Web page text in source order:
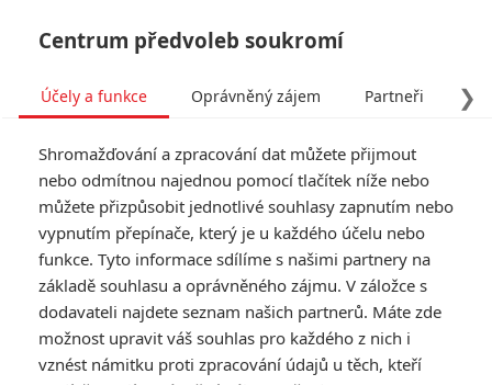
Zack Snyder chystá pro
Netflix akční film o
policajtech
Napsal:Petr Slavík - (Anarvin), 16.12.2024 06:00
Centrum předvoleb soukromí
❯
Účely a funkce Oprávněný zájem Partneři
Shromažďování a zpracování dat můžete přijmout
nebo odmítnou najednou pomocí tlačítek níže nebo
můžete přizpůsobit jednotlivé souhlasy zapnutím nebo
vypnutím přepínače, který je u každého účelu nebo
funkce. Tyto informace sdílíme s našimi partnery na
základě souhlasu a oprávněného zájmu. V záložce s
dodavateli najdete seznam našich partnerů. Máte zde
možnost upravit váš souhlas pro každého z nich i
vznést námitku proti zpracování údajů u těch, kteří